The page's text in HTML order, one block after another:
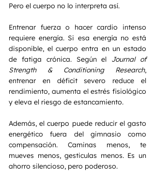
Pero el cuerpo no lo interpreta así.
Entrenar fuerza o hacer cardio intenso
requiere energía. Si esa energía no está
disponible, el cuerpo entra en un estado
de fatiga crónica. Según el Journal of
Strength & Conditioning Research,
entrenar en déficit severo reduce el
rendimiento, aumenta el estrés fisiológico
y eleva el riesgo de estancamiento.
Además, el cuerpo puede reducir el gasto
energético fuera del gimnasio como
compensación. Caminas menos, te
mueves menos, gesticulas menos. Es un
ahorro silencioso, pero poderoso.